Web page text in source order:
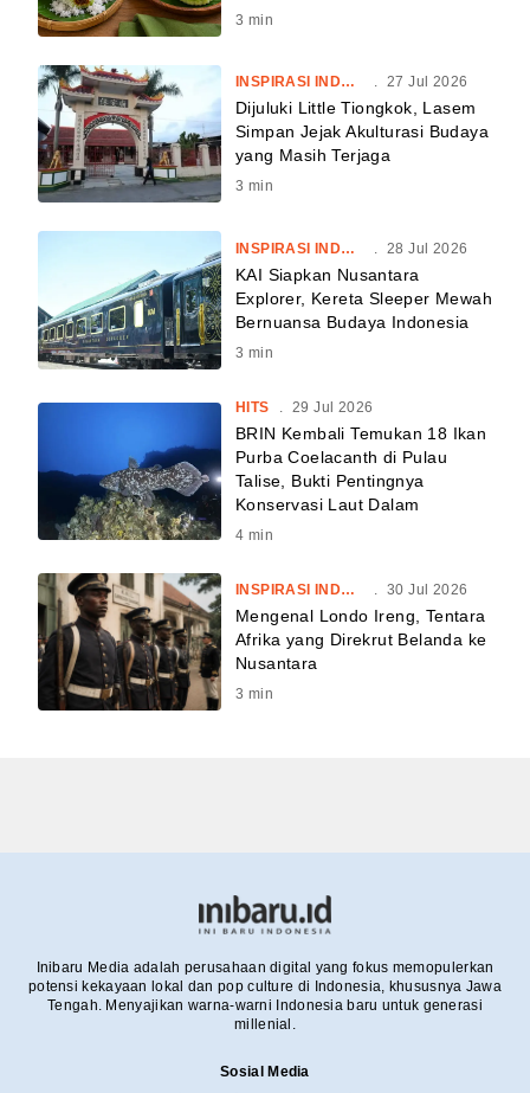
3 min
INSPIRASI INDONESIA . 27 Jul 2026
Dijuluki Little Tiongkok, Lasem
Simpan Jejak Akulturasi Budaya
yang Masih Terjaga
3 min
INSPIRASI INDONESIA 28 Jul 2026
KAI Siapkan Nusantara
Explorer, Kereta Sleeper Mewah
Bernuansa Budaya Indonesia
3 min
HITS 29 Jul 2026
BRIN Kembali Temukan 18 Ikan
Purba Coelacanth di Pulau
Talise, Bukti Pentingnya
Konservasi Laut Dalam
4 min
INSPIRASI INDONESIA 30 Jul 2026
Mengenal Londo Ireng, Tentara
Afrika yang Direkrut Belanda ke
Nusantara
3 min
Inibaru Media adalah perusahaan digital yang fokus memopulerkan
potensi kekayaan lokal dan pop culture di Indonesia, khususnya Jawa
Tengah. Menyajikan warna-warni Indonesia baru untuk generasi
millenial.
Sosial Media